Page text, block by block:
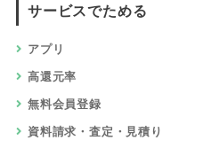
サービスでためる
アプリ
高還元率
無料会員登録
資料請求・査定・見積り